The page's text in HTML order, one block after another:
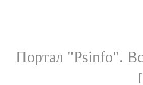
Портал "Psinfo".